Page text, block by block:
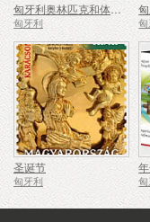
匈牙利奥林匹克和体育集邮协会成立 30 周年
匈牙利
圣诞节
匈牙利